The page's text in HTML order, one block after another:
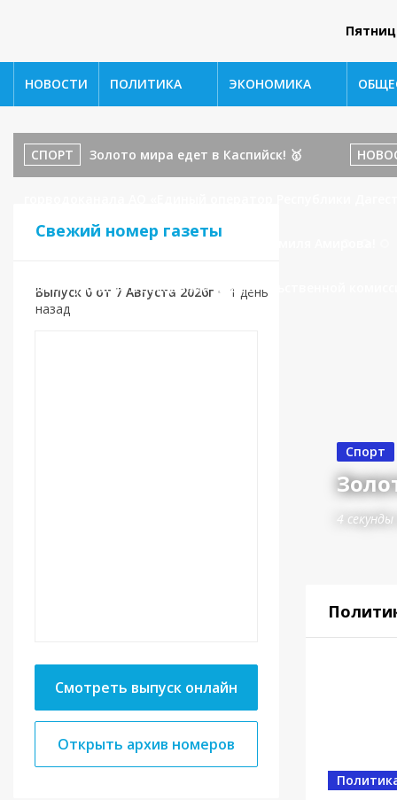
НОВОСТИ ПОЛИТИКА ЭКОНОМИКА
СПОРТ Золото мира едет в Каспийск! 🥇
бойца ММА и наставника: История Шамиля Амирова!
принял участие в заседании Правительственной
Свежий номер газеты
Выпуск 0 от 7 Августа 2026г • 1 день
назад
Смотреть выпуск онлайн
Открыть архив номеров
Спорт
4
От